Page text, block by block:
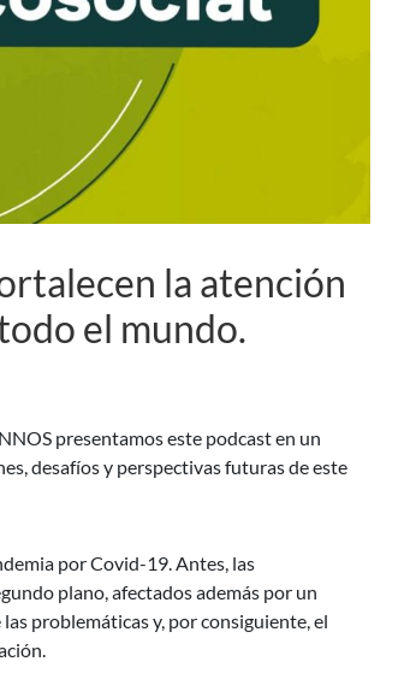
la atención
el mundo.
presentamos este podcast en un
desafíos y perspectivas futuras de este
por Covid-19. Antes, las
plano, afectados además por un
problemáticas y, por consiguiente, el